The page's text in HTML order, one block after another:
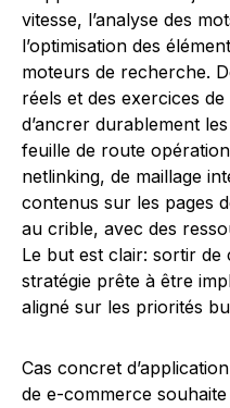
vitesse, l’analyse des
l’optimisation des
moteurs de recherche.
réels et des exercices
d’ancrer durablement
feuille de route
netlinking, de maillage
contenus sur les pages
au crible, avec des
Le but est clair: sortir
stratégie prête à être
aligné sur les priorités
Cas concret
de e-commerce